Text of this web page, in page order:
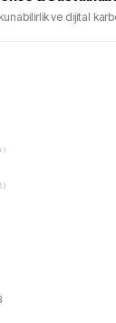
ve dijital